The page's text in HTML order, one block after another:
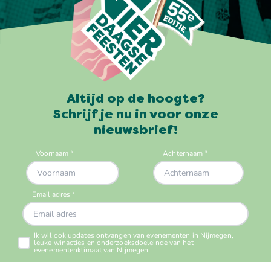
Altijd op de hoogte?
Schrijf je nu in voor onze
nieuwsbrief!